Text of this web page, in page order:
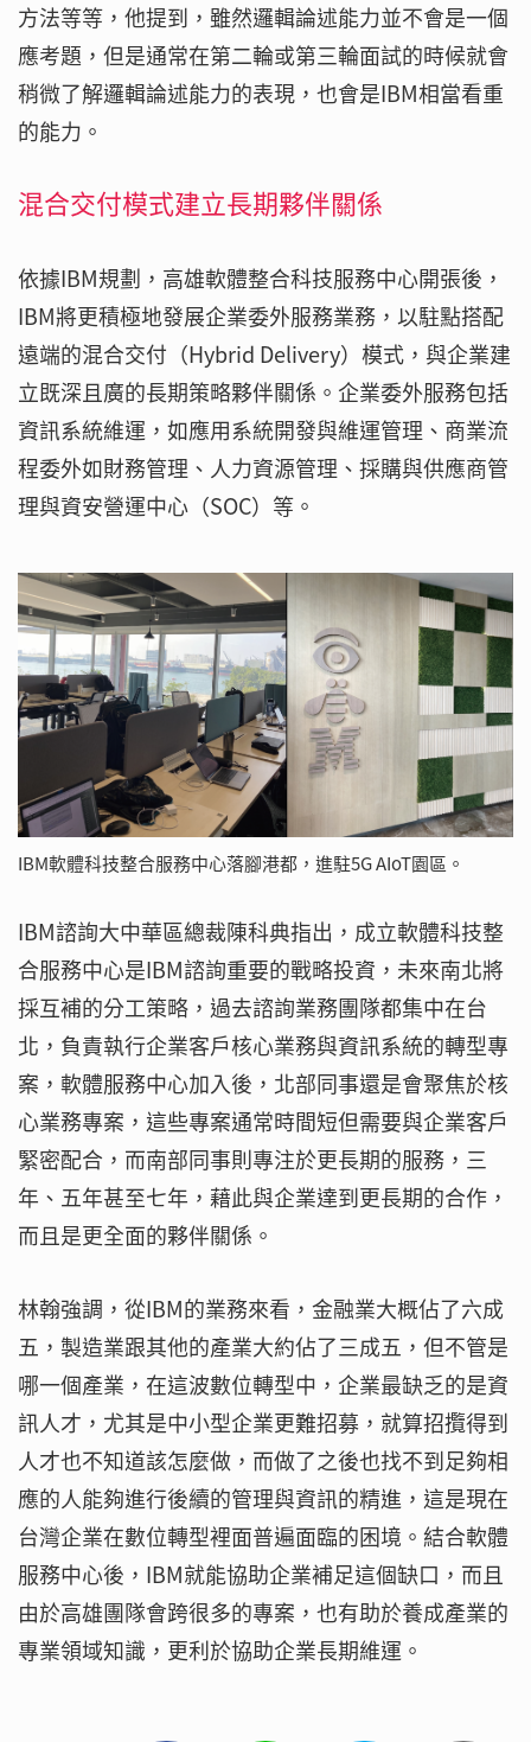
方法等等，他提到，雖然邏輯論述能力並不會是一個
應考題，但是通常在第二輪或第三輪面試的時候就會
稍微了解邏輯論述能力的表現，也會是IBM相當看重
的能力。
混合交付模式建立長期夥伴關係
依據IBM規劃，高雄軟體整合科技服務中心開張後，
IBM將更積極地發展企業委外服務業務，以駐點搭配
遠端的混合交付（Hybrid Delivery）模式，與企業建
立既深且廣的長期策略夥伴關係。企業委外服務包括
資訊系統維運，如應用系統開發與維運管理、商業流
程委外如財務管理、人力資源管理、採購與供應商管
理與資安營運中心（SOC）等。
IBM軟體科技整合服務中心落腳港都，進駐5G AIoT園區。
IBM諮詢大中華區總裁陳科典指出，成立軟體科技整
合服務中心是IBM諮詢重要的戰略投資，未來南北將
採互補的分工策略，過去諮詢業務團隊都集中在台
北，負責執行企業客戶核心業務與資訊系統的轉型專
案，軟體服務中心加入後，北部同事還是會聚焦於核
心業務專案，這些專案通常時間短但需要與企業客戶
緊密配合，而南部同事則專注於更長期的服務，三
年、五年甚至七年，藉此與企業達到更長期的合作，
而且是更全面的夥伴關係。
林翰強調，從IBM的業務來看，金融業大概佔了六成
五，製造業跟其他的產業大約佔了三成五，但不管是
哪一個產業，在這波數位轉型中，企業最缺乏的是資
訊人才，尤其是中小型企業更難招募，就算招攬得到
人才也不知道該怎麼做，而做了之後也找不到足夠相
應的人能夠進行後續的管理與資訊的精進，這是現在
台灣企業在數位轉型裡面普遍面臨的困境。結合軟體
服務中心後，IBM就能協助企業補足這個缺口，而且
由於高雄團隊會跨很多的專案，也有助於養成產業的
專業領域知識，更利於協助企業長期維運。